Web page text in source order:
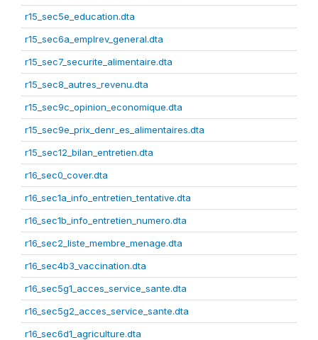
r15_sec5e_education.dta
r15_sec6a_emplrev_general.dta
r15_sec7_securite_alimentaire.dta
r15_sec8_autres_revenu.dta
r15_sec9c_opinion_economique.dta
r15_sec9e_prix_denr_es_alimentaires.dta
r15_sec12_bilan_entretien.dta
r16_sec0_cover.dta
r16_sec1a_info_entretien_tentative.dta
r16_sec1b_info_entretien_numero.dta
r16_sec2_liste_membre_menage.dta
r16_sec4b3_vaccination.dta
r16_sec5g1_acces_service_sante.dta
r16_sec5g2_acces_service_sante.dta
r16_sec6d1_agriculture.dta